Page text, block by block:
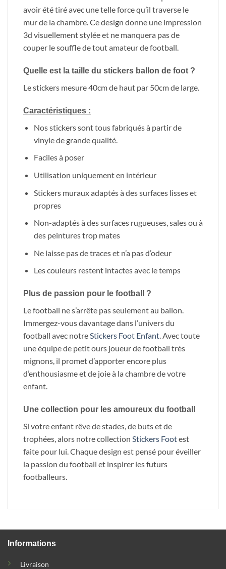
avoir été tiré avec une telle force qu’il traverse le
mur de la chambre. Ce design donne une impression
3d visuellement stylée et ne manquera pas de
couper le souffle de tout amateur de football.
Quelle est la taille du stickers ballon de foot ?
Le stickers mesure 40cm de haut par 50cm de large.
Caractéristiques :
Nos stickers sont tous fabriqués à partir de
vinyle de grande qualité.
Faciles à poser
Utilisation uniquement en intérieur
Stickers muraux adaptés à des surfaces lisses et
propres
Non-adaptés à des surfaces rugueuses, sales ou à
des peintures trop mates
Ne laisse pas de traces et n’a pas d’odeur
Les couleurs restent intactes avec le temps
Plus de passion pour le football ?
Le football ne s’arrête pas seulement au ballon.
Immergez-vous davantage dans l’univers du
football avec notreStickers Foot Enfant. Avec toute
une équipe de petit ours joueur de football très
mignons, il promet d’apporter encore plus
d’enthousiasme et de joie à la chambre de votre
enfant.
Une collection pour les amoureux du football
Si votre enfant rêve de stades, de buts et de
trophées, alors notre collection Stickers Footest
faite pour lui. Chaque design est pensé pour éveiller
la passion du football et inspirer les futurs
footballeurs.
Informations
Livraison